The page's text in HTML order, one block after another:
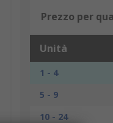
Prezzo per
Unità
1 - 4
5 - 9
10 - 24